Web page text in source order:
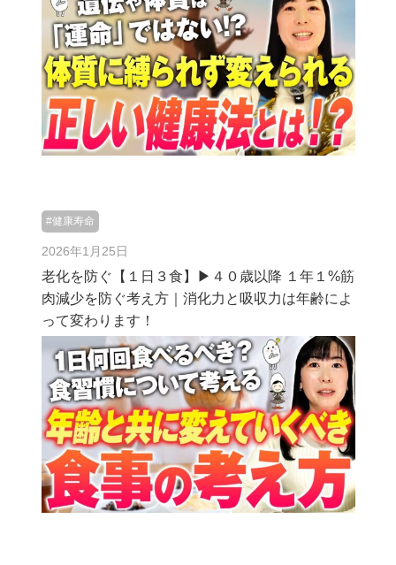
#健康寿命
2026年1月25日
老化を防ぐ【１日３食】▶︎４０歳以降 １年１%筋
肉減少を防ぐ考え方｜消化力と吸収力は年齢によ
って変わります！